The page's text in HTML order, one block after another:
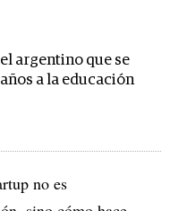
argentino que se
a la educación
no es